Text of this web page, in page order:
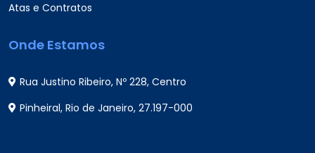
Atas e Contratos
Onde Estamos
Rua Justino Ribeiro, Nº 228, Centro
Pinheiral, Rio de Janeiro, 27.197-000